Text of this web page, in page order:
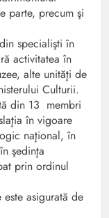
parte, precum şi
specialişti în
activitatea în
alte unităţi de
Culturii.
din 13 membri
în vigoare
naţional, în
şedinţa
prin ordinul
asigurată de